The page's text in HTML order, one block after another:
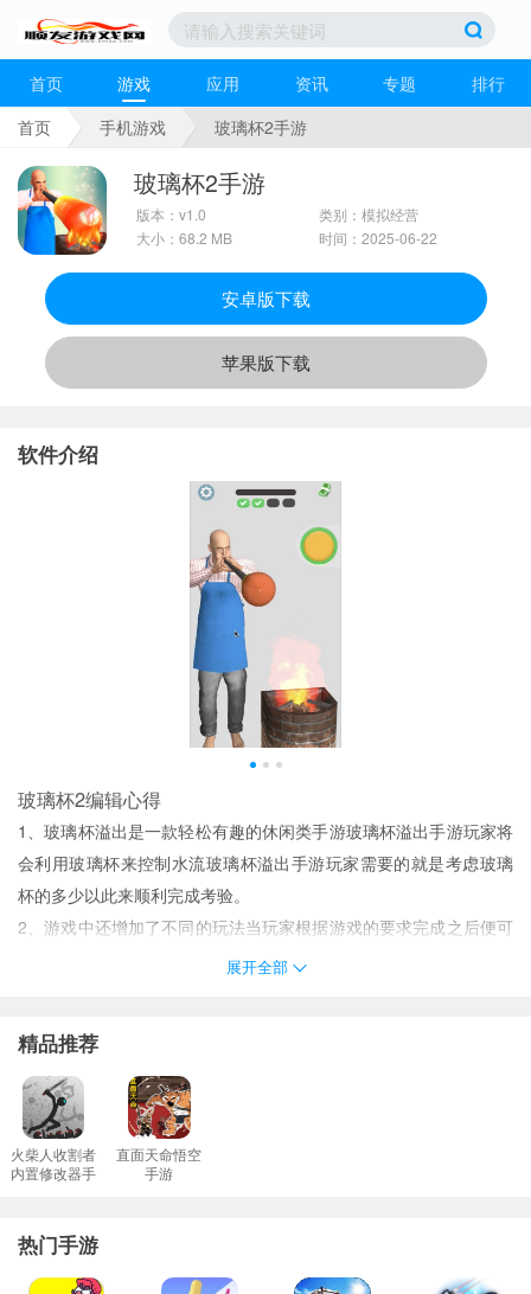
首页 游戏 应用 资讯 专题
排行
首页
手机游戏 玻璃杯2手游
玻璃杯2手游
版本：v1.0
大小：68.2 MB
类别：模拟经营
时间：2025-06-22
安卓版下载
苹果版下载
软件介绍
玻璃杯2编辑心得
1、玻璃杯溢出是一款轻松有趣的休闲类手游玻璃杯溢出手游玩家将
会利用玻璃杯来控制水流玻璃杯溢出手游玩家需要的就是考虑玻璃
杯的多少以此来顺利完成考验。
2、游戏中还增加了不同的玩法当玩家根据游戏的要求完成之后便可
4、随着关卡的推进玻璃杯会越来越多摆列布阵也是千变万化
5、玩家还可以切换不同的挑战技巧只要玩家把握了过关的方法便可
以获得更多的提升。
6、玻璃杯一款火爆的手机玻璃杯游戏。在游戏中玩家需要通过画线
的方式来使水流到玻璃杯当中非常精彩喜欢的玩家可以下载挑战一
7、画风简约不失趣味气息题材新颖独特的玻璃塑造D休闲游戏。
玻璃杯2介绍
展开全部
精品推荐
火柴人收割者
内置修改器手
直面天命悟空
手游
热门手游